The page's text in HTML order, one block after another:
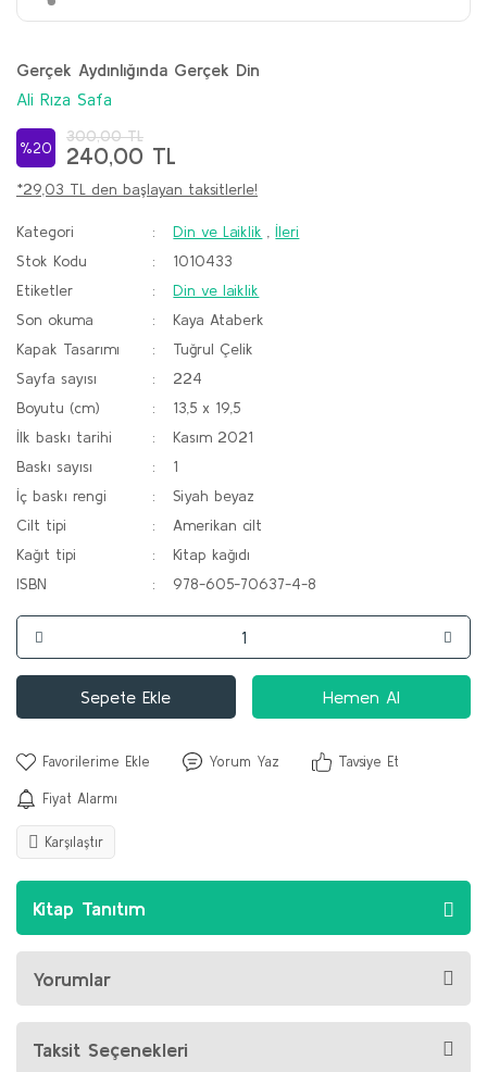
Gerçek Aydınlığında Gerçek Din
Ali Rıza Safa
%20
300,00 TL
240,00 TL
*29,03 TL den başlayan taksitlerle!
Kategori Din ve Laiklik ,İleri
Stok Kodu
1010433
Etiketler
Din ve laiklik
Son okuma
Kaya Ataberk
Kapak Tasarımı
Tuğrul Çelik
Sayfa sayısı
224
Boyutu (cm)
13,5 x 19,5
İlk baskı tarihi
Kasım 2021
Baskı sayısı
1
İç baskı rengi
Siyah beyaz
Cilt tipi
Amerikan cilt
Kağıt tipi
Kitap kağıdı
ISBN
978-605-70637-4-8
Sepete Ekle Hemen Al
Yorum Yaz Tavsiye Et
Fiyat Alarmı
Karşılaştır
Kitap Tanıtım
Yorumlar
Taksit Seçenekleri